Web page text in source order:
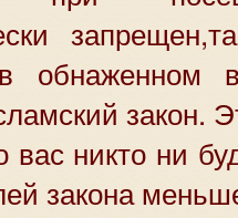
обнаженном
закон.
вас никто ни
закона